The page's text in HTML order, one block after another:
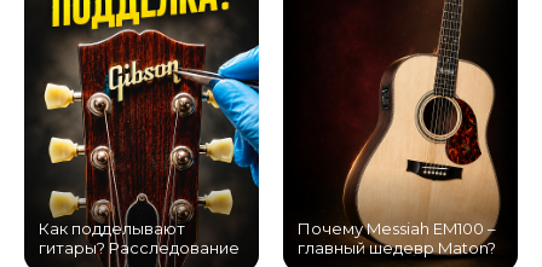
Как подделывают
гитары? Расследование
Почему Messiah EM100 –
главный шедевр Maton?